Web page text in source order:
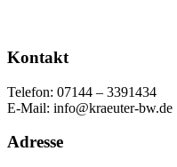
Kontakt
Telefon: 07144 – 3391434
E-Mail: info@kraeuter-bw.de
Adresse